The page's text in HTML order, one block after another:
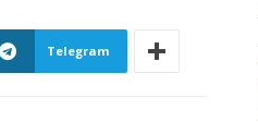
Telegram